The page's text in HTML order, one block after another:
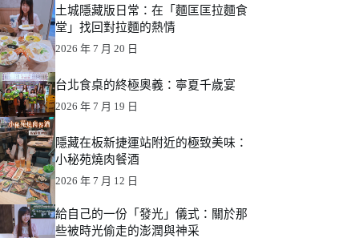
土城隱藏版日常：在「麵匡匡拉麵食
堂」找回對拉麵的熱情
2026 年 7 月 20 日
台北食桌的終極奧義：寧夏千歲宴
2026 年 7 月 19 日
隱藏在板新捷運站附近的極致美味：
小秘苑燒肉餐酒
2026 年 7 月 12 日
給自己的一份「發光」儀式：關於那
些被時光偷走的澎潤與神采